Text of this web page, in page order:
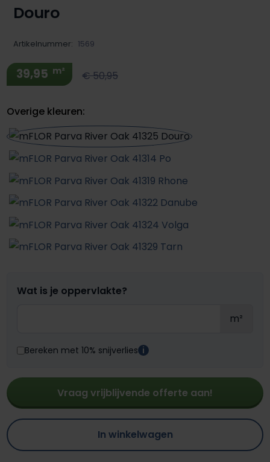
Douro
Artikelnummer: 1569
39,95 m² € 50,95
Overige kleuren:
Wat is je oppervlakte?
m²
Bereken met 10% snijverlies i
Vraag vrijblijvende offerte aan!
In winkelwagen